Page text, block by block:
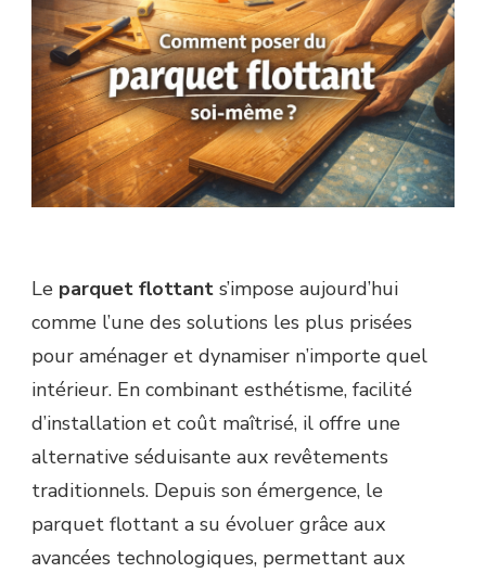
Le parquet flottant s’impose aujourd’hui
comme l’une des solutions les plus prisées
pour aménager et dynamiser n’importe quel
intérieur. En combinant esthétisme, facilité
d’installation et coût maîtrisé, il offre une
alternative séduisante aux revêtements
traditionnels. Depuis son émergence, le
parquet flottant a su évoluer grâce aux
avancées technologiques, permettant aux